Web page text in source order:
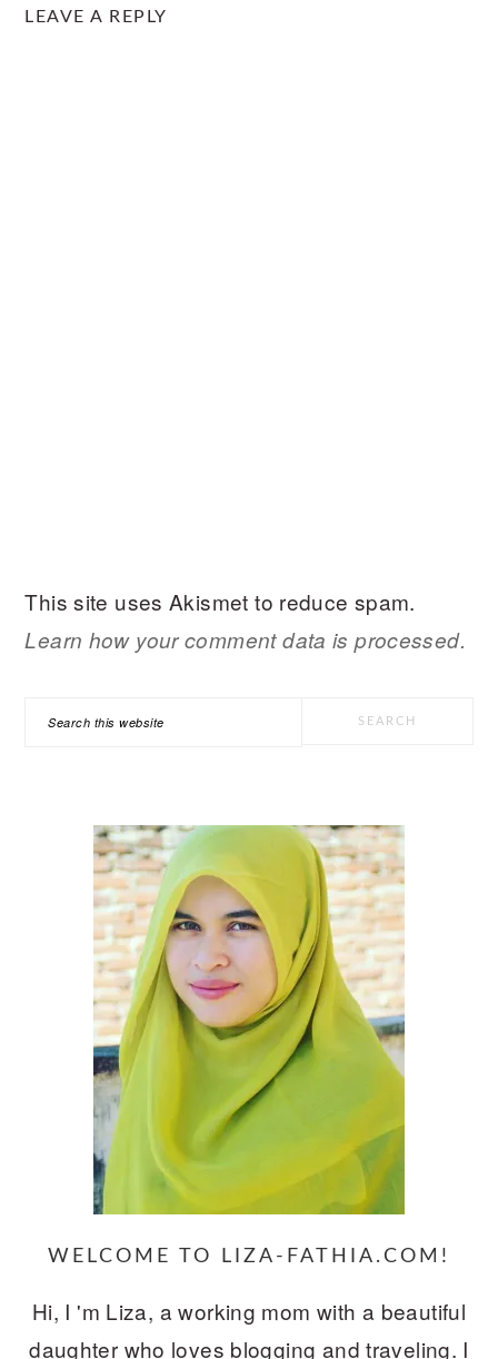
LEAVE A REPLY
This site uses Akismet to reduce spam.
Learn how your comment data is processed.
Search
WELCOME TO LIZA-FATHIA.COM!
Hi, I 'm Liza, a working mom with a beautiful
daughter who loves blogging and traveling. I